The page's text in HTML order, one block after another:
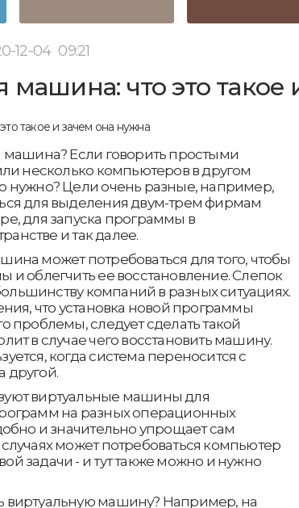
12-04 09:21
машина: что это
машина? Если говорить простыми
несколько компьютеров в другом
нужно? Цели очень разные, например,
для выделения двум-трем фирмам
для запуска программы в
и так далее.
может потребоваться для того, чтобы
и облегчить ее восстановление. Слепок
компаний в разных ситуациях.
что установка новой программы
проблемы, следует сделать такой
в случае чего восстановить машину.
когда система переносится с
другой.
виртуальные машины для
на разных операционных
и значительно упрощает сам
может потребоваться компьютер
задачи - и тут также можно и нужно
виртуальную машину? Например, на